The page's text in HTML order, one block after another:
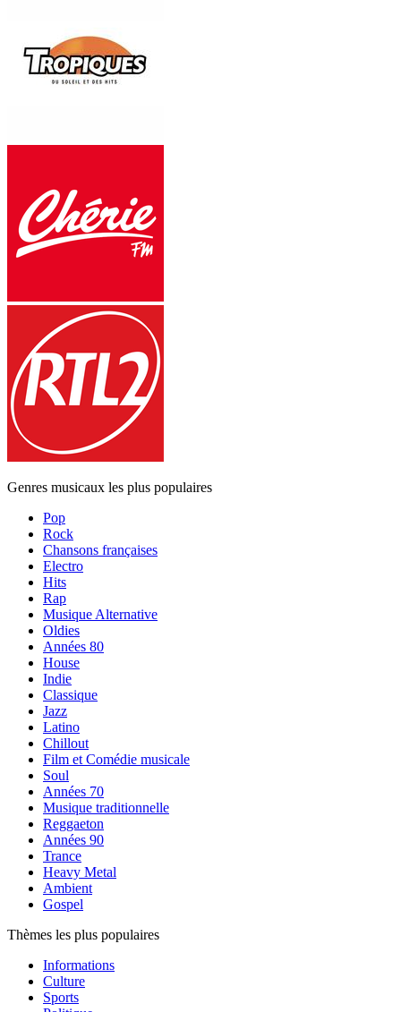
Genres musicaux les plus populaires
Pop
Rock
Chansons françaises
Electro
Hits
Rap
Musique Alternative
Oldies
Années 80
House
Indie
Classique
Jazz
Latino
Chillout
Film et Comédie musicale
Soul
Années 70
Musique traditionnelle
Reggaeton
Années 90
Trance
Heavy Metal
Ambient
Gospel
Thèmes les plus populaires
Informations
Culture
Sports